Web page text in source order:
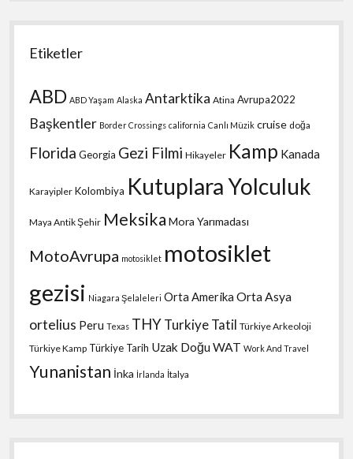
Etiketler
ABD ABD Yaşam Alaska Antarktika Atina Avrupa2022
Başkentler Border Crossings california Canlı Müzik cruise doğa
Florida Georgia Gezi Filmi Hikayeler Kamp Kanada
Karayipler Kolombiya Kutuplara Yolculuk
Maya Antik Şehir Meksika Mora Yarımadası
MotoAvrupa motosiklet motosiklet
gezisi Niagara Şelaleleri Orta Amerika Orta Asya
ortelius Peru Texas THYTurkiye Tatil Türkiye Arkeoloji
Türkiye Kamp Türkiye Tarih Uzak DoğuWAT Work And Travel
Yunanistan İnka İrlanda İtalya